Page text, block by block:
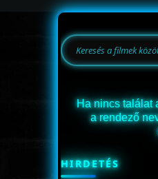
Ha nincs találat
a rendező
HIRDETÉS